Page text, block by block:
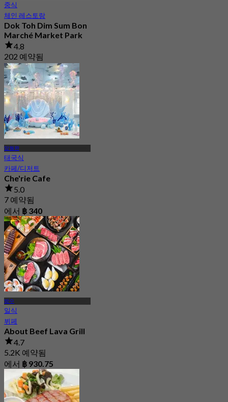
중식
체인 레스토랑
Dok Toh Dim Sum Bon
Marché Market Park
4.8
202 예약됨
에서 ฿ 255
암웡완
태국식
카페/디저트
Che'rie Cafe
5.0
7 예약됨
에서 ฿ 340
방수
일식
뷔페
About Beef Lava Grill
4.7
5.2K 예약됨
에서 ฿ 930.75